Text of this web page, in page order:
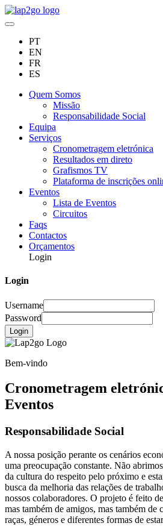
PT
EN
FR
ES
Quem Somos
Missão
Responsabilidade Social
Equipa
Serviços
Cronometragem eletrónica
Resultados em direto
Grafismos TV
Plataforma de inscrições
Eventos
Lista de Eventos
Circuitos
Faqs
Contactos
Orçamentos
Login
Login
Username
Password
Login
Bem-vindo
Cronometragem
Eventos
Responsabilidade Social
A nossa posição perante os cenários
uma preocupação constante. Não
da cultura do respeito pelo próximo e
busca da melhoria das relações de
nossos colaboradores. O projeto é feito
mas também de amigos, mas também de
raças, géneros e diferentes formas de